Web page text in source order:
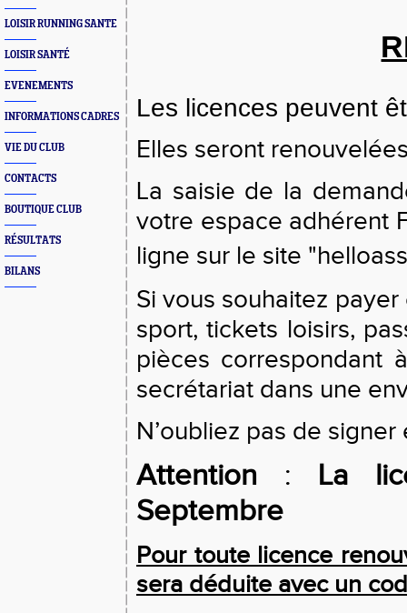
LOISIR RUNNING SANTE
LOISIR SANTÉ
EVENEMENTS
INFORMATIONS CADRES
VIE DU CLUB
CONTACTS
BOUTIQUE CLUB
RÉSULTATS
BILANS
Les licences peuvent
Elles seront
La saisie de la
votre espace adhérent
ligne sur le site
Si vous souhaitez
sport, tickets loisirs,
pièces correspondant
secrétariat dans une
N’oubliez pas de
Attention : La
Septembre
Pour toute licence
sera déduite avec un